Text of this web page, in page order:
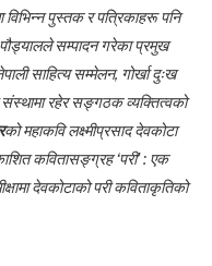
पुस्तक र पत्रिकाहरू पनि
सम्पादन गरेका प्रमुख
साहित्य सम्मेलन, गोर्खा दुःख
रहेर सङ्गठक व्यक्तित्वको
को महाकवि लक्ष्मीप्रसाद देवकोटा
कवितासङ्ग्रह ‘परी’ : एक
देवकोटाको परी कविताकृतिको